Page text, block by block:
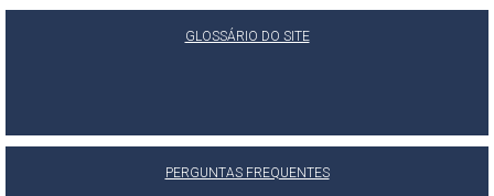
GLOSSÁRIO DO SITE
PERGUNTAS FREQUENTES